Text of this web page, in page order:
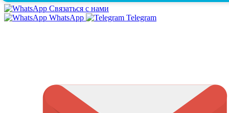
Связаться с нами
WhatsApp
Telegram